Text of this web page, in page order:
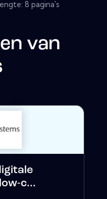
8 pagina's
van
c...